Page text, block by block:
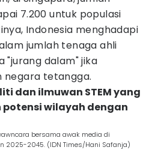
7.200 untuk populasi
Indonesia menghadapi
jumlah tenaga ahli
"jurang dalam" jika
negara tetangga.
dan ilmuwan STEM yang
wilayah dengan
bersama awak media di
2025-2045. (IDN Times/Hani Safanja)